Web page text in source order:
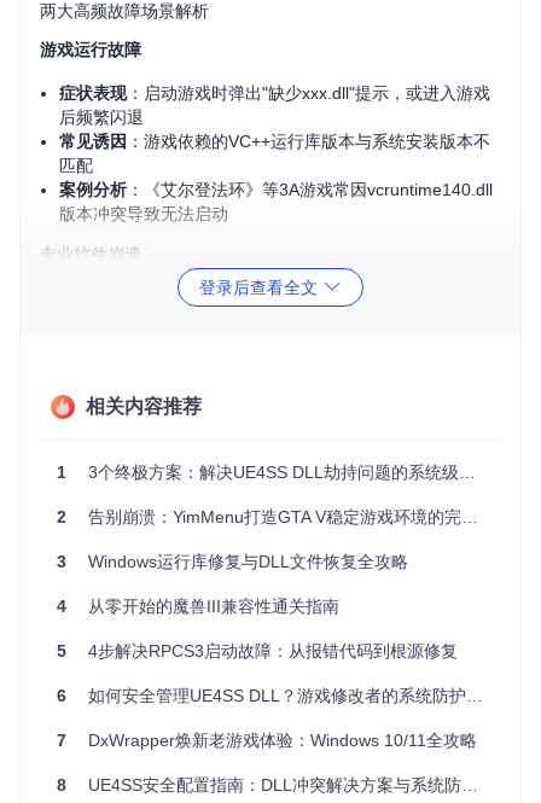
两大高频故障场景解析
游戏运行故障
症状表现：启动游戏时弹出"缺少xxx.dll"提示，或进入游戏
后频繁闪退
常见诱因 ：游戏依赖的VC++运行库版本与系统安装版本不
匹配
案例分析：《艾尔登法环》等3A游戏常因vcruntime140.dll
版本冲突导致无法启动
专业软件崩溃
：AutoCAD、Adobe系列等专业软件启动后无响应
案例分析
：Photoshop与Premiere同时安装时易出现msvcp
110.dll冲突
DLL（动态链接库）就像是系统的"共享工具箱"，多个程序可
题时就会引发故障：
版本不兼容：就像不同品牌的插座无法共用，新版软件需要
文件损坏：DLL文件被病毒感染或意外删除，如同工具箱里
注册信息错误：系统注册表中记录的DLL位置信息错误，导
致程序找不到需要的"工具"
分层解决方案：从快速修复到深度维护
家庭用户版：三步简易修复法
登录后查看全文
相关内容推荐
1 3个终极方案：解决UE4SS DLL劫持问题的系统级修复指南
2 告别崩溃：YimMenu打造GTA V稳定游戏环境的完整指南
3 Windows运行库修复与DLL文件恢复全攻略
4 从零开始的魔兽III兼容性通关指南
5 4步解决RPCS3启动故障：从报错代码到根源修复
6 如何安全管理UE4SS DLL？游戏修改者的系统防护指南
7 DxWrapper焕新老游戏体验：Windows 10/11全攻略
8 UE4SS安全配置指南：DLL冲突解决方案与系统防护策略